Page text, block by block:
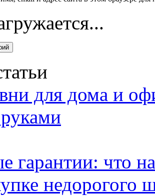
для дома и
гарантии: что
недорогого